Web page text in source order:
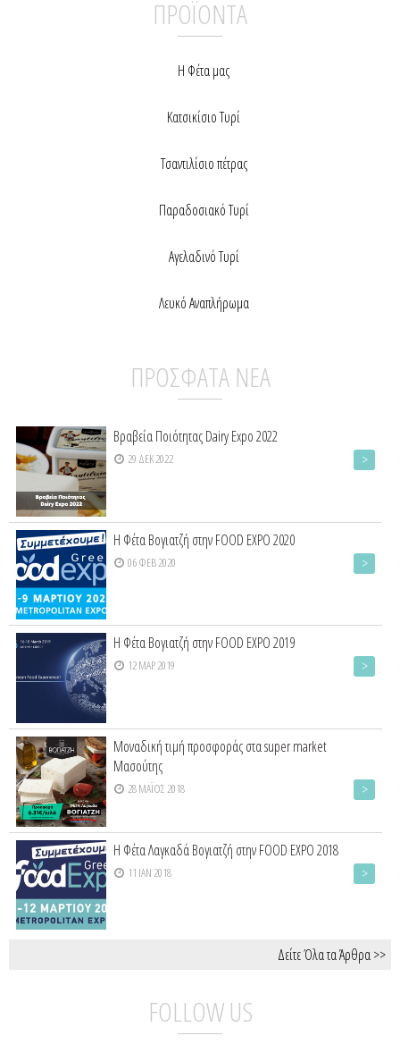
ΠΡΟΪΟΝΤΑ
Η Φέτα μας
Κατσικίσιο Τυρί
Τσαντιλίσιο πέτρας
Παραδοσιακό Τυρί
Αγελαδινό Τυρί
Λευκό Αναπλήρωμα
ΠΡΟΣΦΑΤΑ ΝΕΑ
Βραβεία Ποιότητας Dairy Expo 2022
29 ΔΕΚ 2022 >
Η Φέτα Βογιατζή στην FOOD EXPO 2020
06 ΦΕΒ 2020 >
Η Φέτα Βογιατζή στην FOOD EXPO 2019
12 ΜΑΡ 2019 >
Μοναδική τιμή προσφοράς στα super market
Μασούτης
28 ΜΆΙΟΣ 2018 >
Η Φέτα Λαγκαδά Βογιατζή στην FOOD EXPO 2018
11 ΙΑΝ 2018 >
Δείτε Όλα τα Άρθρα >>
FOLLOW US